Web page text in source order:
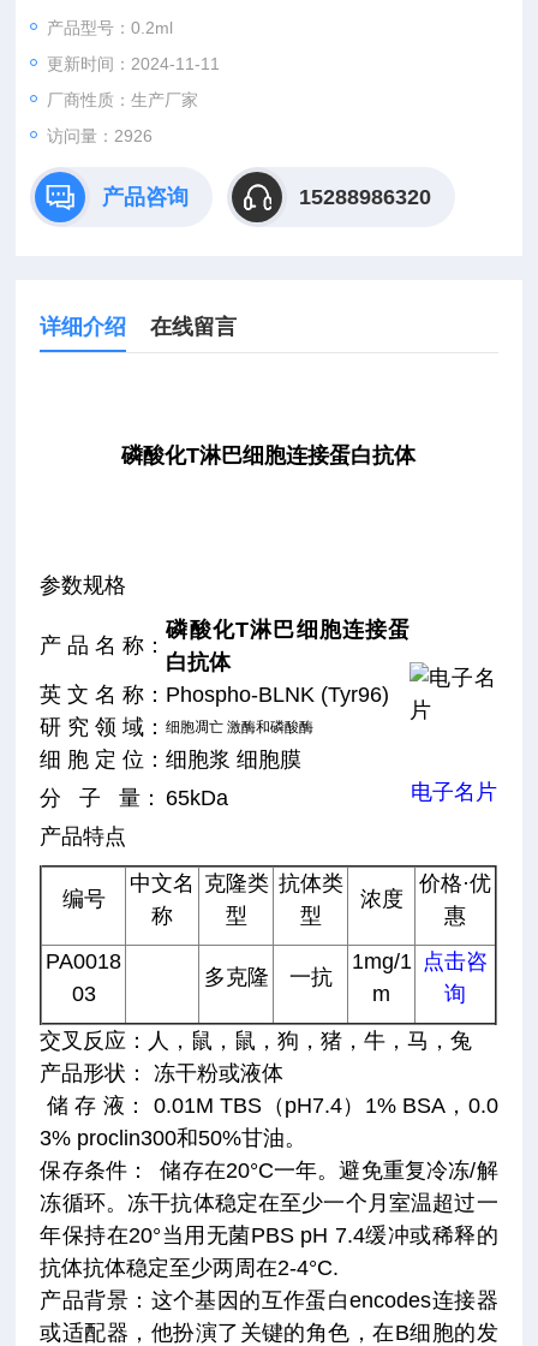
后顾之忧。
产品型号：0.2ml
更新时间：2024-11-11
厂商性质：生产厂家
访问量：2926
产品咨询 15288986320
详细介绍 在线留言
磷酸化T淋巴细胞连接蛋白抗体
参数规格
产 品 名 称：
磷酸化T淋巴细胞连接蛋
白抗体
英 文 名 称： Phospho-BLNK (Tyr96)
研 究 领 域：细胞凋亡 激酶和磷酸酶
细 胞 定 位：细胞浆 细胞膜
分 子 量： 65kDa
电子名片
产品特点
编号
中文名
称
克隆类
型
抗体类
型
浓度
价格·优
惠
PA0018
03
多克隆 一抗
1mg/1
m
点击咨
询
交叉反应：人，鼠，鼠，狗，猪，牛，马，兔
产品形状： 冻干粉或液体
储 存 液： 0.01M TBS（pH7.4）1% BSA，0.0
3% proclin300和50%甘油。
保存条件： 储存在20°C一年。避免重复冷冻/解
冻循环。冻干抗体稳定在至少一个月室温超过一
年保持在20°当用无菌PBS pH 7.4缓冲或稀释的
抗体抗体稳定至少两周在2-4°C.
产品背景：这个基因的互作蛋白encodes连接器
或适配器，他扮演了关键的角色，在B细胞的发